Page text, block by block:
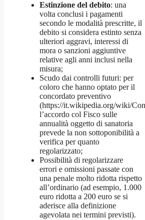
Estinzione del debito: una
volta conclusi i pagamenti
secondo le modalità prescritte, il
debito si considera estinto senza
ulteriori aggravi, interessi di
mora o sanzioni aggiuntive
relative agli anni inclusi nella
misura;
Scudo dai controlli futuri: per
coloro che hanno optato per il
concordato preventivo
(https://it.wikipedia.org/wiki/
l’accordo col Fisco sulle
annualità oggetto di sanatoria
prevede la non sottoponibilità a
verifica per quanto
regolarizzato;
Possibilità di regolarizzare
errori e omissioni passate con
una penale molto ridotta rispetto
all’ordinario (ad esempio, 1.000
euro ridotta a 200 euro se si
aderisce alla definizione
agevolata nei termini previsti).